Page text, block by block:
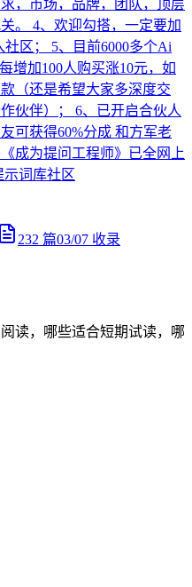
，市场，品牌，团队，顶层
。 4、欢迎勾搭，一定要加
社区； 5、目前6000多个Ai
增加100人购买涨10元，如
（还是希望大家多深度交
伙伴）； 6、已开启合伙人
可获得60%分成 和方军老
成为提问工程师》已全网上
词库社区
232 篇03/07 收录
读，哪些适合短期试读，哪